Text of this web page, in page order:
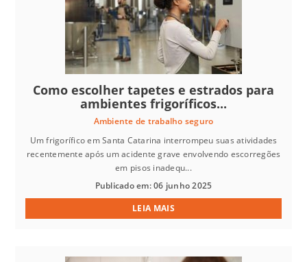
Como escolher tapetes e estrados para
ambientes frigoríficos...
Ambiente de trabalho seguro
Um frigorífico em Santa Catarina interrompeu suas atividades
recentemente após um acidente grave envolvendo escorregões
em pisos inadequ...
Publicado em: 06 junho 2025
LEIA MAIS